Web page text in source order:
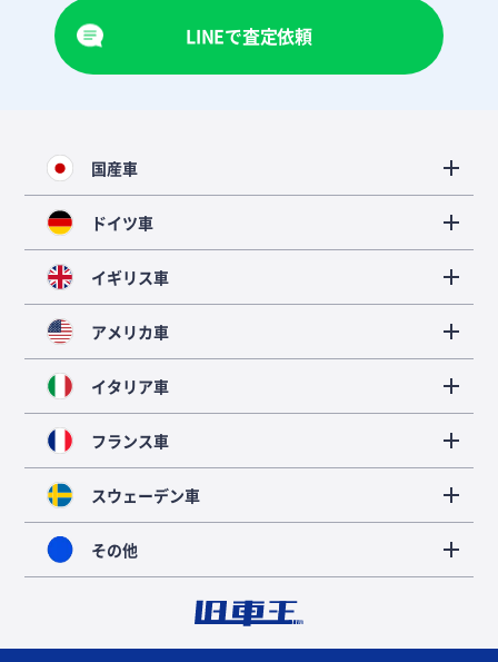
LINEで査定依頼
国産車
ドイツ車
イギリス車
アメリカ車
イタリア車
フランス車
スウェーデン車
その他